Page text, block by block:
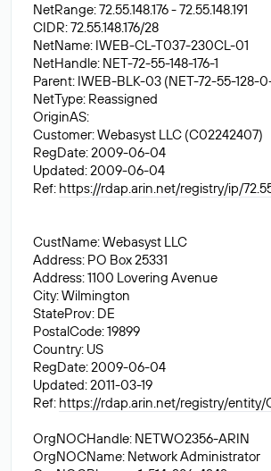
NetRange: 72.55.148.176 - 72.55.148.191
CIDR: 72.55.148.176/28
NetName: IWEB-CL-T037-230CL-01
NetHandle: NET-72-55-148-176-1
Parent: IWEB-BLK-03 (NET-72-55-128-
NetType: Reassigned
OriginAS:
Customer: Webasyst LLC (C02242407)
RegDate: 2009-06-04
Updated: 2009-06-04
Ref: https://rdap.arin.net/registry/ip/
CustName: Webasyst LLC
Address: PO Box 25331
Address: 1100 Lovering Avenue
City: Wilmington
StateProv: DE
PostalCode: 19899
Country: US
RegDate: 2009-06-04
Updated: 2011-03-19
Ref: https://rdap.arin.net/registry/entity/
OrgNOCHandle: NETWO2356-ARIN
OrgNOCName: Network Administrator